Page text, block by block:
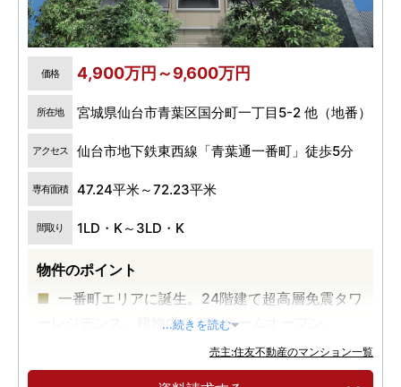
価格 4,900万円～9,600万円
所在地 宮城県仙台市青葉区国分町一丁目5-2 他（地番）
アクセス 仙台市地下鉄東西線「青葉通一番町」徒歩5分
専有面積 47.24平米～72.23平米
間取り 1LD・K～3LD・K
物件のポイント
一番町エリアに誕生。24階建て超高層免震タワ
ーレジデンス。建物内モデルルームオープン。
地下鉄東西線「青葉通一番町」駅徒歩5分、地
下鉄南北線「広瀬通」駅徒歩6分、JR「仙台」駅徒
...続きを読む
売主:住友不動産のマンション一覧